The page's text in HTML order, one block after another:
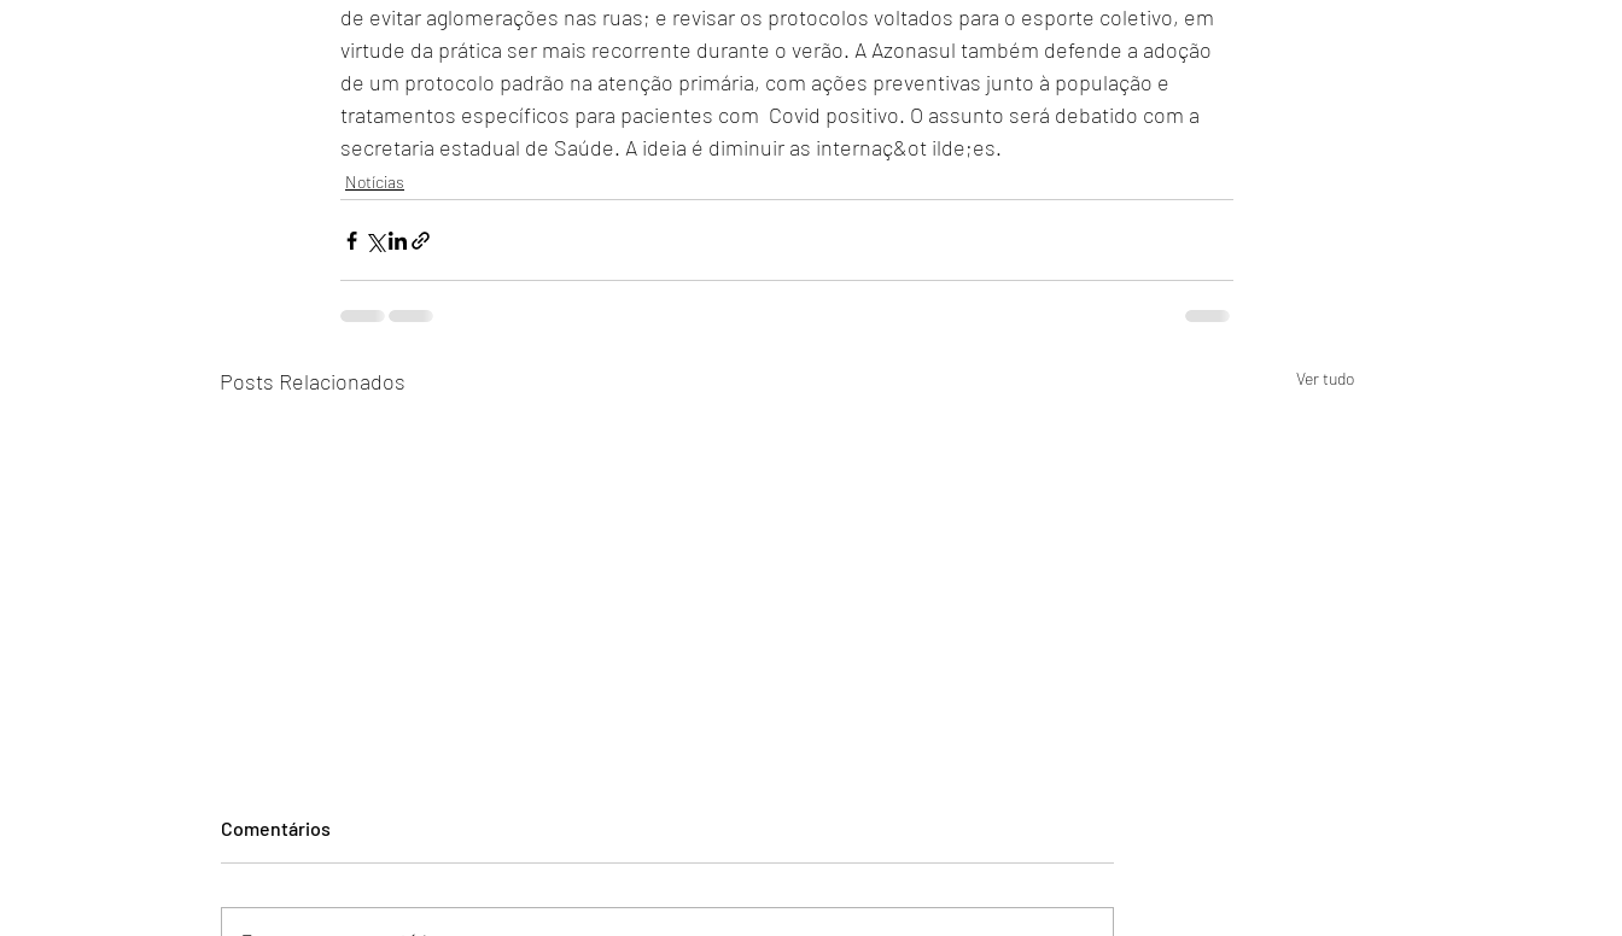
de evitar aglomerações nas ruas; e revisar os protocolos voltados para o esporte coletivo, em
virtude da prática ser mais recorrente durante o verão. A Azonasul também defende a adoção
de um protocolo padrão na atenção primária, com ações preventivas junto à população e
tratamentos específicos para pacientes com  Covid positivo. O assunto será debatido com a
secretaria estadual de Saúde. A ideia é diminuir as internaç&ot ilde;es.
Notícias
Posts Relacionados Ver tudo
Comentários